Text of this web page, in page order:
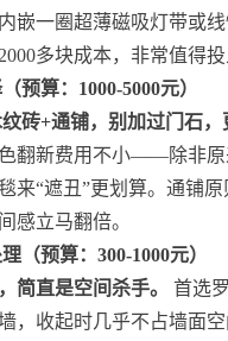
嵌一圈超薄磁吸灯带或
多块成本，非常值得投
预算：1000-5000元）
砖+通铺，别加过门石，
翻新费用不小——除非原
来“遮丑”更划算。通铺
感立马翻倍。
（预算：300-1000元）
简直是空间杀手。
首选
，收起时几乎不占墙面